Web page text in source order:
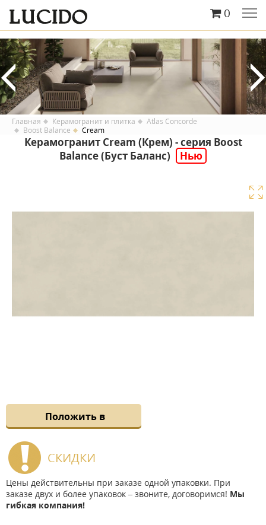
0
Главная Керамогранит и плитка
Atlas Concorde
Boost Balance
Cream
Керамогранит Cream (Крем) - серия Boost
Balance (Буст Баланс)
Нью
Положить в
СКИДКИ
Цены действительны при заказе одной упаковки. При
заказе двух и более упаковок – звоните, договоримся! Мы
гибкая компания!